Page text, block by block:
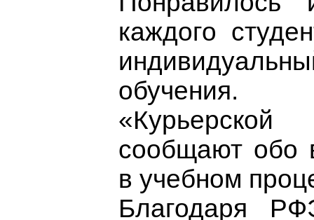
каждого
обучения.
сообщают обо
в учебном
Благодаря